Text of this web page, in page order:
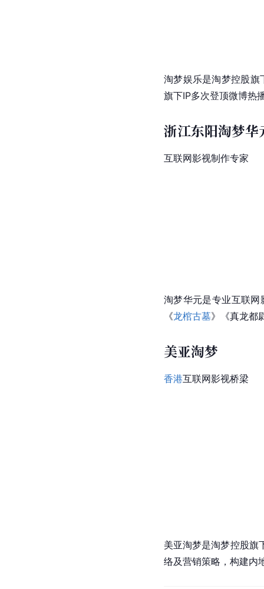
淘梦娱乐是淘梦控股旗
旗下IP多次登顶微博热
浙江东阳淘梦
互联网影视制作专家
淘梦华元是专业互联网
《龙棺古墓》《真龙都
美亚淘梦
香港互联网影视桥梁
美亚淘梦是淘梦控股旗
络及营销策略，构建内